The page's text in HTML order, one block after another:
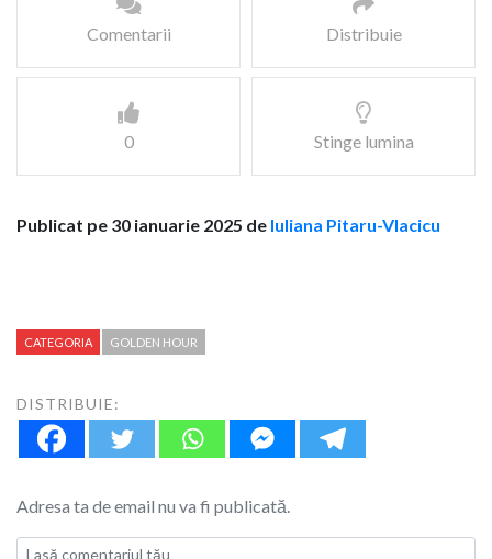
Comentarii Distribuie
0 Stinge lumina
Publicat pe 30 ianuarie 2025 de Iuliana Pitaru-Vlacicu
CATEGORIA GOLDEN HOUR
DISTRIBUIE:
Adresa ta de email nu va fi publicată.